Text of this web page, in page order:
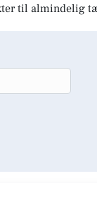
til almindelig